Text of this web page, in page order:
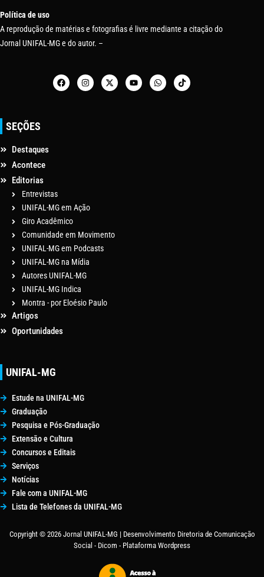
Política de uso
A reprodução de matérias e fotografias é livre mediante a citação do
Jornal UNIFAL-MG e do autor. –
SEÇÕES
Destaques
Acontece
Editorias
Entrevistas
UNIFAL-MG em Ação
Giro Acadêmico
Comunidade em Movimento
UNIFAL-MG em Podcasts
UNIFAL-MG na Mídia
Autores UNIFAL-MG
UNIFAL-MG Indica
Montra - por Eloésio Paulo
Artigos
Oportunidades
UNIFAL-MG
Estude na UNIFAL-MG
Graduação
Pesquisa e Pós-Graduação
Extensão e Cultura
Concursos e Editais
Serviços
Notícias
Fale com a UNIFAL-MG
Lista de Telefones da UNIFAL-MG
Copyright © 2026 Jornal UNIFAL-MG | Desenvolvimento Diretoria de Comunicação
Social - Dicom - Plataforma Wordpress